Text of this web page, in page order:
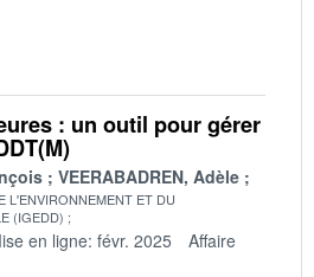
: un outil pour gérer
VEERABADREN, Adèle
L'ENVIRONNEMENT ET DU
(IGEDD)
en ligne: févr. 2025
Affaire